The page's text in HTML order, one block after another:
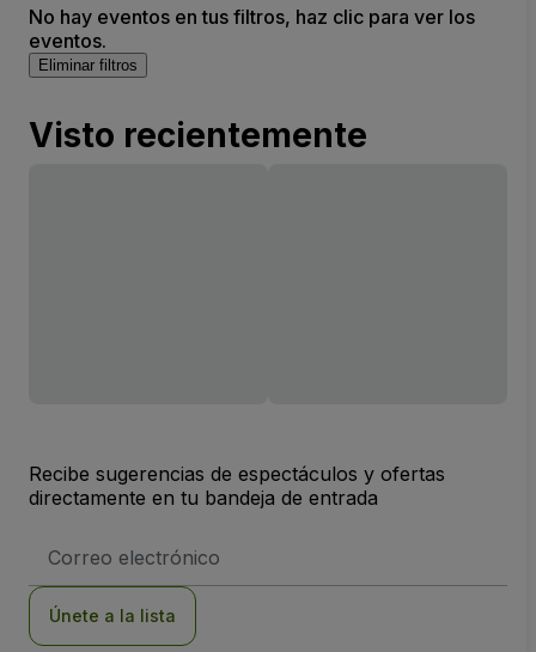
No hay eventos en tus filtros, haz clic para ver los
eventos.
Eliminar filtros
Visto recientemente
Recibe sugerencias de espectáculos y ofertas
directamente en tu bandeja de entrada
de
Únete a la lista